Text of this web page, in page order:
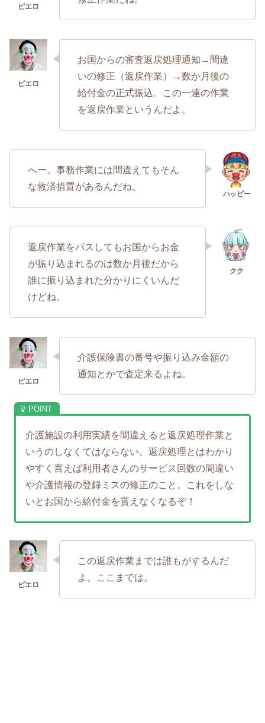
お国からの審査返戻処理通知→間違
いの修正（返戻作業）→数か月後の
給付金の正式振込。この一連の作業
を返戻作業というんだよ。
へー。事務作業には間違えてもそん
な救済措置があるんだね。
返戻作業をパスしてもお国からお金
が振り込まれるのは数か月後だから
誰に振り込まれた分かりにくいんだ
けどね。
介護保険書の番号や振り込み金額の
通知とかで査定来るよね。
介護施設の利用実績を間違えると返戻処理作業と
いうのしなくてはならない。返戻処理とはわかり
やすく言えば利用者さんのサービス回数の間違い
や介護情報の登録ミスの修正のこと。これをしな
いとお国から給付金を貰えなくなるぞ！
この返戻作業までは誰もがするんだ
よ。ここまでは。